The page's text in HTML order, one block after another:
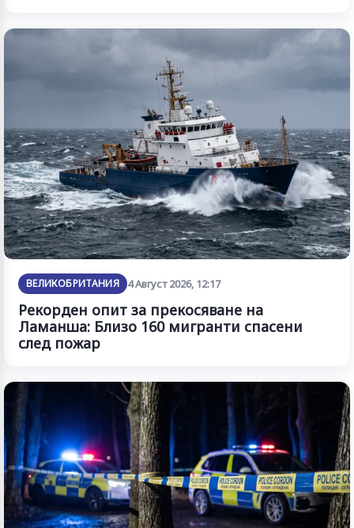
ВЕЛИКОБРИТАНИЯ 4 Август 2026, 12:17
Рекорден опит за прекосяване на
Ламанша: Близо 160 мигранти спасени
след пожар